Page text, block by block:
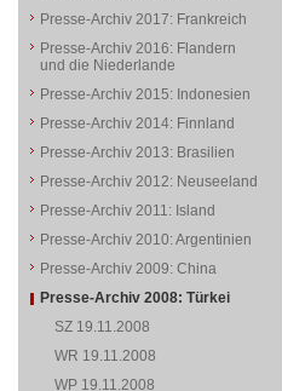
Presse-Archiv 2017: Frankreich
Presse-Archiv 2016: Flandern
und die Niederlande
Presse-Archiv 2015: Indonesien
Presse-Archiv 2014: Finnland
Presse-Archiv 2013: Brasilien
Presse-Archiv 2012: Neuseeland
Presse-Archiv 2011: Island
Presse-Archiv 2010: Argentinien
Presse-Archiv 2009: China
Presse-Archiv 2008: Türkei
SZ 19.11.2008
WR 19.11.2008
WP 19.11.2008